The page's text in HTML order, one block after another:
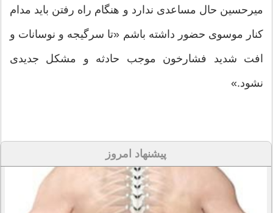
میرحسین حال مساعدی ندارد و هنگام راه رفتن باید مدام
کنار موسوی حضور داشته باشم «تا سرگیجه و نوسانات و
افت شدید فشارخون موجب حادثه و مشکل جدیدی
نشود.»
پیشنهاد امروز